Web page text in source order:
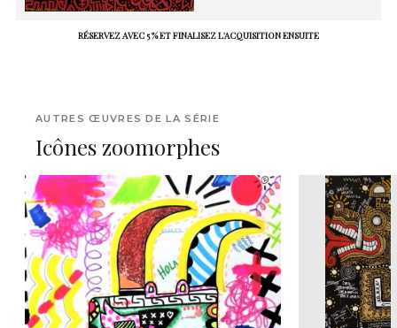
RÉSERVEZ AVEC 5 % ET FINALISEZ L'ACQUISITION ENSUITE
AUTRES ŒUVRES DE LA SÉRIE
Icônes zoomorphes